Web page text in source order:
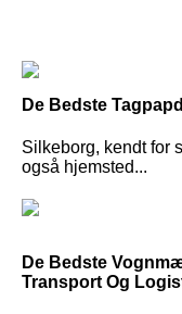
De Bedste
Silkeborg, kendt for
også hjemsted...
De Bedste
Transport Og